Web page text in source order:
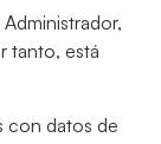
tanto, está
con datos de